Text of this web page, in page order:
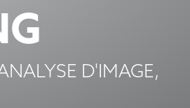
D'IMAGE,